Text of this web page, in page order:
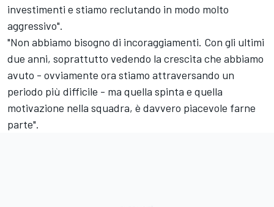
investimenti e stiamo reclutando in modo molto
aggressivo".
"Non abbiamo bisogno di incoraggiamenti. Con gli ultimi
due anni, soprattutto vedendo la crescita che abbiamo
avuto - ovviamente ora stiamo attraversando un
periodo più difficile - ma quella spinta e quella
motivazione nella squadra, è davvero piacevole farne
parte".